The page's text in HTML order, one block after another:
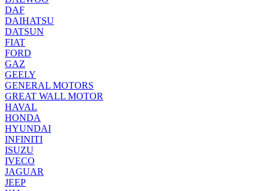
DAF
DAIHATSU
DATSUN
FIAT
FORD
GAZ
GEELY
GENERAL MOTORS
GREAT WALL MOTOR
HAVAL
HONDA
HYUNDAI
INFINITI
ISUZU
IVECO
JAGUAR
JEEP